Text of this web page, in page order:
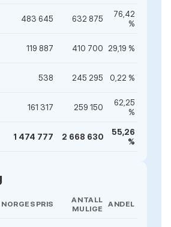
483 645 632 875
76,42
%
119 887 410 700 29,19 %
538 245 295 0,22 %
161 317 259 150
62,25
%
1 474 777 2 668 630
55,26
%
NORGESPRIS
ANTALL
MULIGE
ANDEL